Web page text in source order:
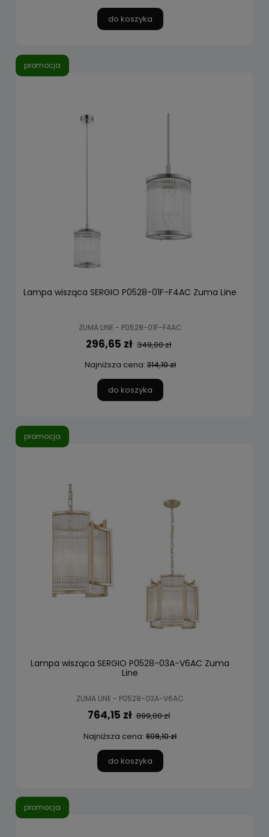
do koszyka
Lampa wisząca SERGIO P0528-01F-F4AC Zuma Line
ZUMA LINE - P0528-01F-F4AC
296,65 zł 349,00 zł
Najniższa cena:314,10 zł
do koszyka
promocja
Lampa wisząca SERGIO P0528-03A-V6AC Zuma
Line
ZUMA LINE - P0528-03A-V6AC
764,15 zł 899,00 zł
Najniższa cena: 809,10 zł
do koszyka
promocja
promocja